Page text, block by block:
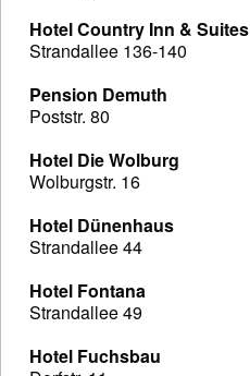
Hotel Country Inn & Suites
Strandallee 136-140
Pension Demuth
Poststr. 80
Hotel Die Wolburg
Wolburgstr. 16
Hotel Dünenhaus
Strandallee 44
Hotel Fontana
Strandallee 49
Hotel Fuchsbau